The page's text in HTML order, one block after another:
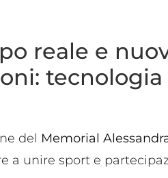
reale e
del Memorial
a unire sport e